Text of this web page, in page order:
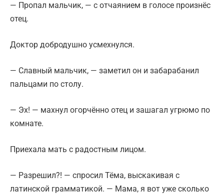
— Пропал мальчик, — с отчаянием в голосе произнёс
отец.
Доктор добродушно усмехнулся.
— Славный мальчик, — заметил он и забарабанил
пальцами по столу.
— Эх! — махнул огорчённо отец и зашагал угрюмо по
комнате.
Приехала мать с радостным лицом.
— Разрешил?! — спросил Тёма, выскакивая с
латинской грамматикой. — Мама, я вот уже сколько